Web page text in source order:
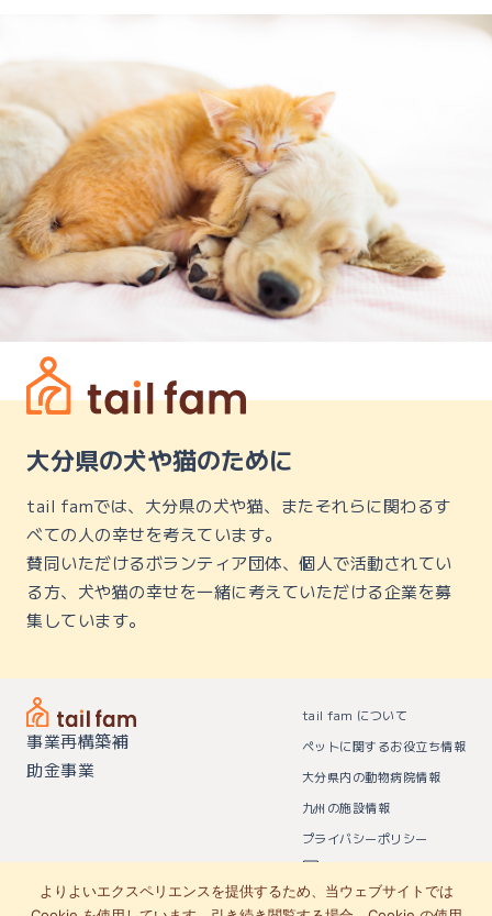
大分県の犬や猫のために
tail famでは、大分県の犬や猫、またそれらに関わるす
べての人の幸せを考えています。
賛同いただけるボランティア団体、個人で活動されてい
る方、犬や猫の幸せを一緒に考えていただける企業を募
集しています。
事業再構築補
助金事業
tail fam について
ペットに関するお役立ち情報
大分県内の動物病院情報
九州の施設情報
プライバシーポリシー
©2024 tailfam
よりよいエクスペリエンスを提供するため、当ウェブサイトでは